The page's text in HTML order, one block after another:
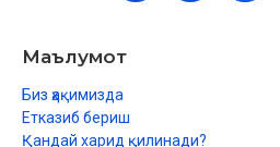
Маълумот
Биз ҳақимизда
Етказиб бериш
Қандай харид қилинади?